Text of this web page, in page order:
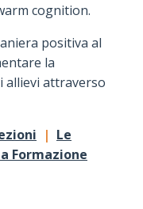
cognition.
positiva al
la
allievi attraverso
| Le
Formazione